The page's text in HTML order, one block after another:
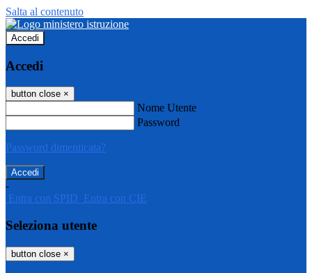
Salta al contenuto
Accedi
Accedi
button close ×
Nome Utente
Password
Password dimenticata?
-
Entra con SPID Entra con CIE
Seleziona utente
button close ×